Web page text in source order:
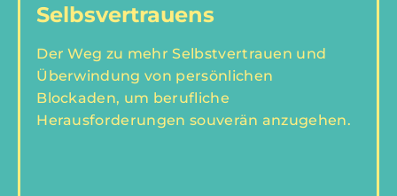
Selbsvertrauens
Der Weg zu mehr Selbstvertrauen und
Überwindung von persönlichen
Blockaden, um berufliche
Herausforderungen souverän anzugehen.